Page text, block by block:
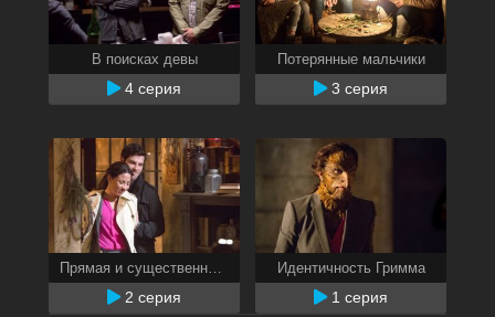
В поисках девы
4 серия
Потерянные мальчики
3 серия
2 серия
Идентичность Гримма
1 серия